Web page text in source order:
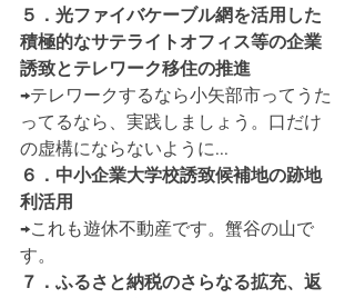
５．光ファイバケーブル網を活用した
積極的なサテライトオフィス等の企業
誘致とテレワーク移住の推進
→テレワークするなら小矢部市ってうた
ってるなら、実践しましょう。口だけ
の虚構にならないように...
６．中小企業大学校誘致候補地の跡地
利活用
→これも遊休不動産です。蟹谷の山で
す。
７．ふるさと納税のさらなる拡充、返